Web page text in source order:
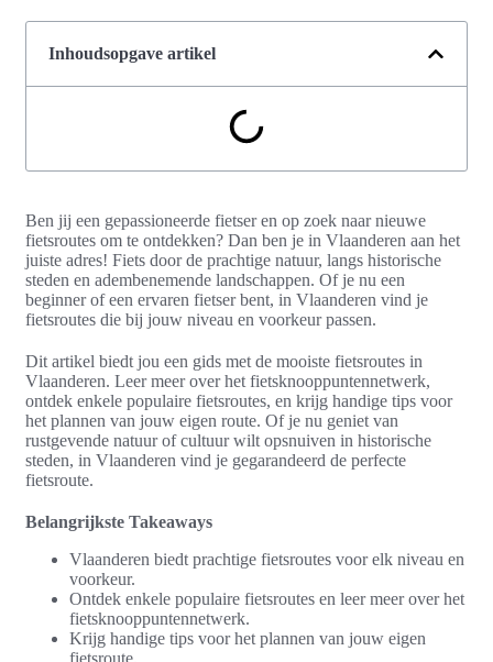
Inhoudsopgave artikel
Ben jij een gepassioneerde fietser en op zoek naar nieuwe
fietsroutes om te ontdekken? Dan ben je in Vlaanderen aan het
juiste adres! Fiets door de prachtige natuur, langs historische
steden en adembenemende landschappen. Of je nu een
beginner of een ervaren fietser bent, in Vlaanderen vind je
fietsroutes die bij jouw niveau en voorkeur passen.
Dit artikel biedt jou een gids met de mooiste fietsroutes in
Vlaanderen. Leer meer over het fietsknooppuntennetwerk,
ontdek enkele populaire fietsroutes, en krijg handige tips voor
het plannen van jouw eigen route. Of je nu geniet van
rustgevende natuur of cultuur wilt opsnuiven in historische
steden, in Vlaanderen vind je gegarandeerd de perfecte
fietsroute.
Belangrijkste Takeaways
Vlaanderen biedt prachtige fietsroutes voor elk niveau en
voorkeur.
Ontdek enkele populaire fietsroutes en leer meer over het
fietsknooppuntennetwerk.
Krijg handige tips voor het plannen van jouw eigen
fietsroute.